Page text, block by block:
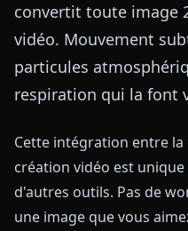
convertit toute image
vidéo. Mouvement
particules
respiration qui la font
Cette intégration entre
création vidéo est
d'autres outils. Pas de
une image que vous